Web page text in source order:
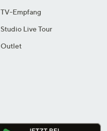
TV-Empfang
Studio Live Tour
Outlet